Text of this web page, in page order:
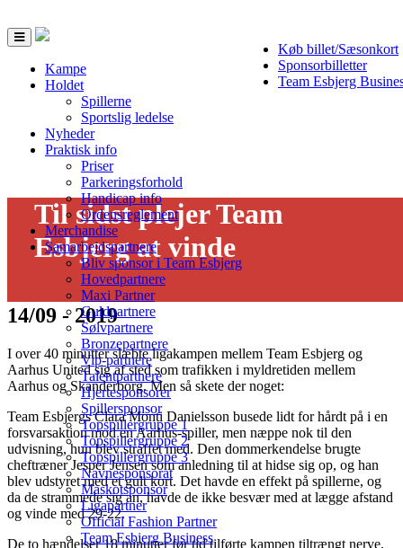
Køb billet/Sæsonkort
Sponsorbilletter
Team Esbjerg
Toggle
navigation
Kampe
Holdet
Spillerne
Sportslig ledelse
Nyheder
Praktisk info
Priser
Parkeringsforhold
Handicap info
Ordensreglement
Merchandise
Samarbejdspartnere
Bliv sponsor i Team Esbjerg
Hovedpartnere
Maxi Partner
Guldpartnere
Sølvpartnere
Bronzepartnere
Vip-partnere
Talentpartnere
Hjertesponsorer
Spillersponsor
Topspillergruppe 1
Topspillergruppe 2
Topspillergruppe 3
Navnesponsorat
Maskotsponsor
Ligapartner
Official Fashion Partner
Team Esbjerg Business
Til sidst plejer Team
Esbjerg at vinde
14/09 - 2019
I over 40 minutter slæbte ligakampen mellem Team Esbjerg og
Aarhus United sig af sted som trafikken i myldretiden mellem
Aarhus og Skanderborg. Men så skete der noget:
Team Esbjergs Clara Monti Danielsson busede lidt for hårdt på i en
forsvarsaktion mod en Aarhus-spiller, men næppe nok til den
udvisning, hun blev straffet med. Den dommerkendelse brugte
cheftræner Jesper Jensen som anledning til at hidse sig op, og han
blev udstyret med et gult kort. Det havde en effekt på spillerne, og
da de strammede sig an, havde de ikke besvær med at lægge afstand
og vinde med 29-22.
De to hændelser 18 minutter før tid tilførte kampen tiltrængt nerve,